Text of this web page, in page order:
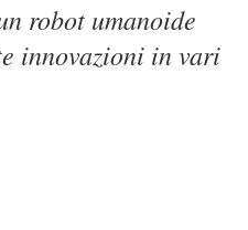
robot umanoide
innovazioni in vari